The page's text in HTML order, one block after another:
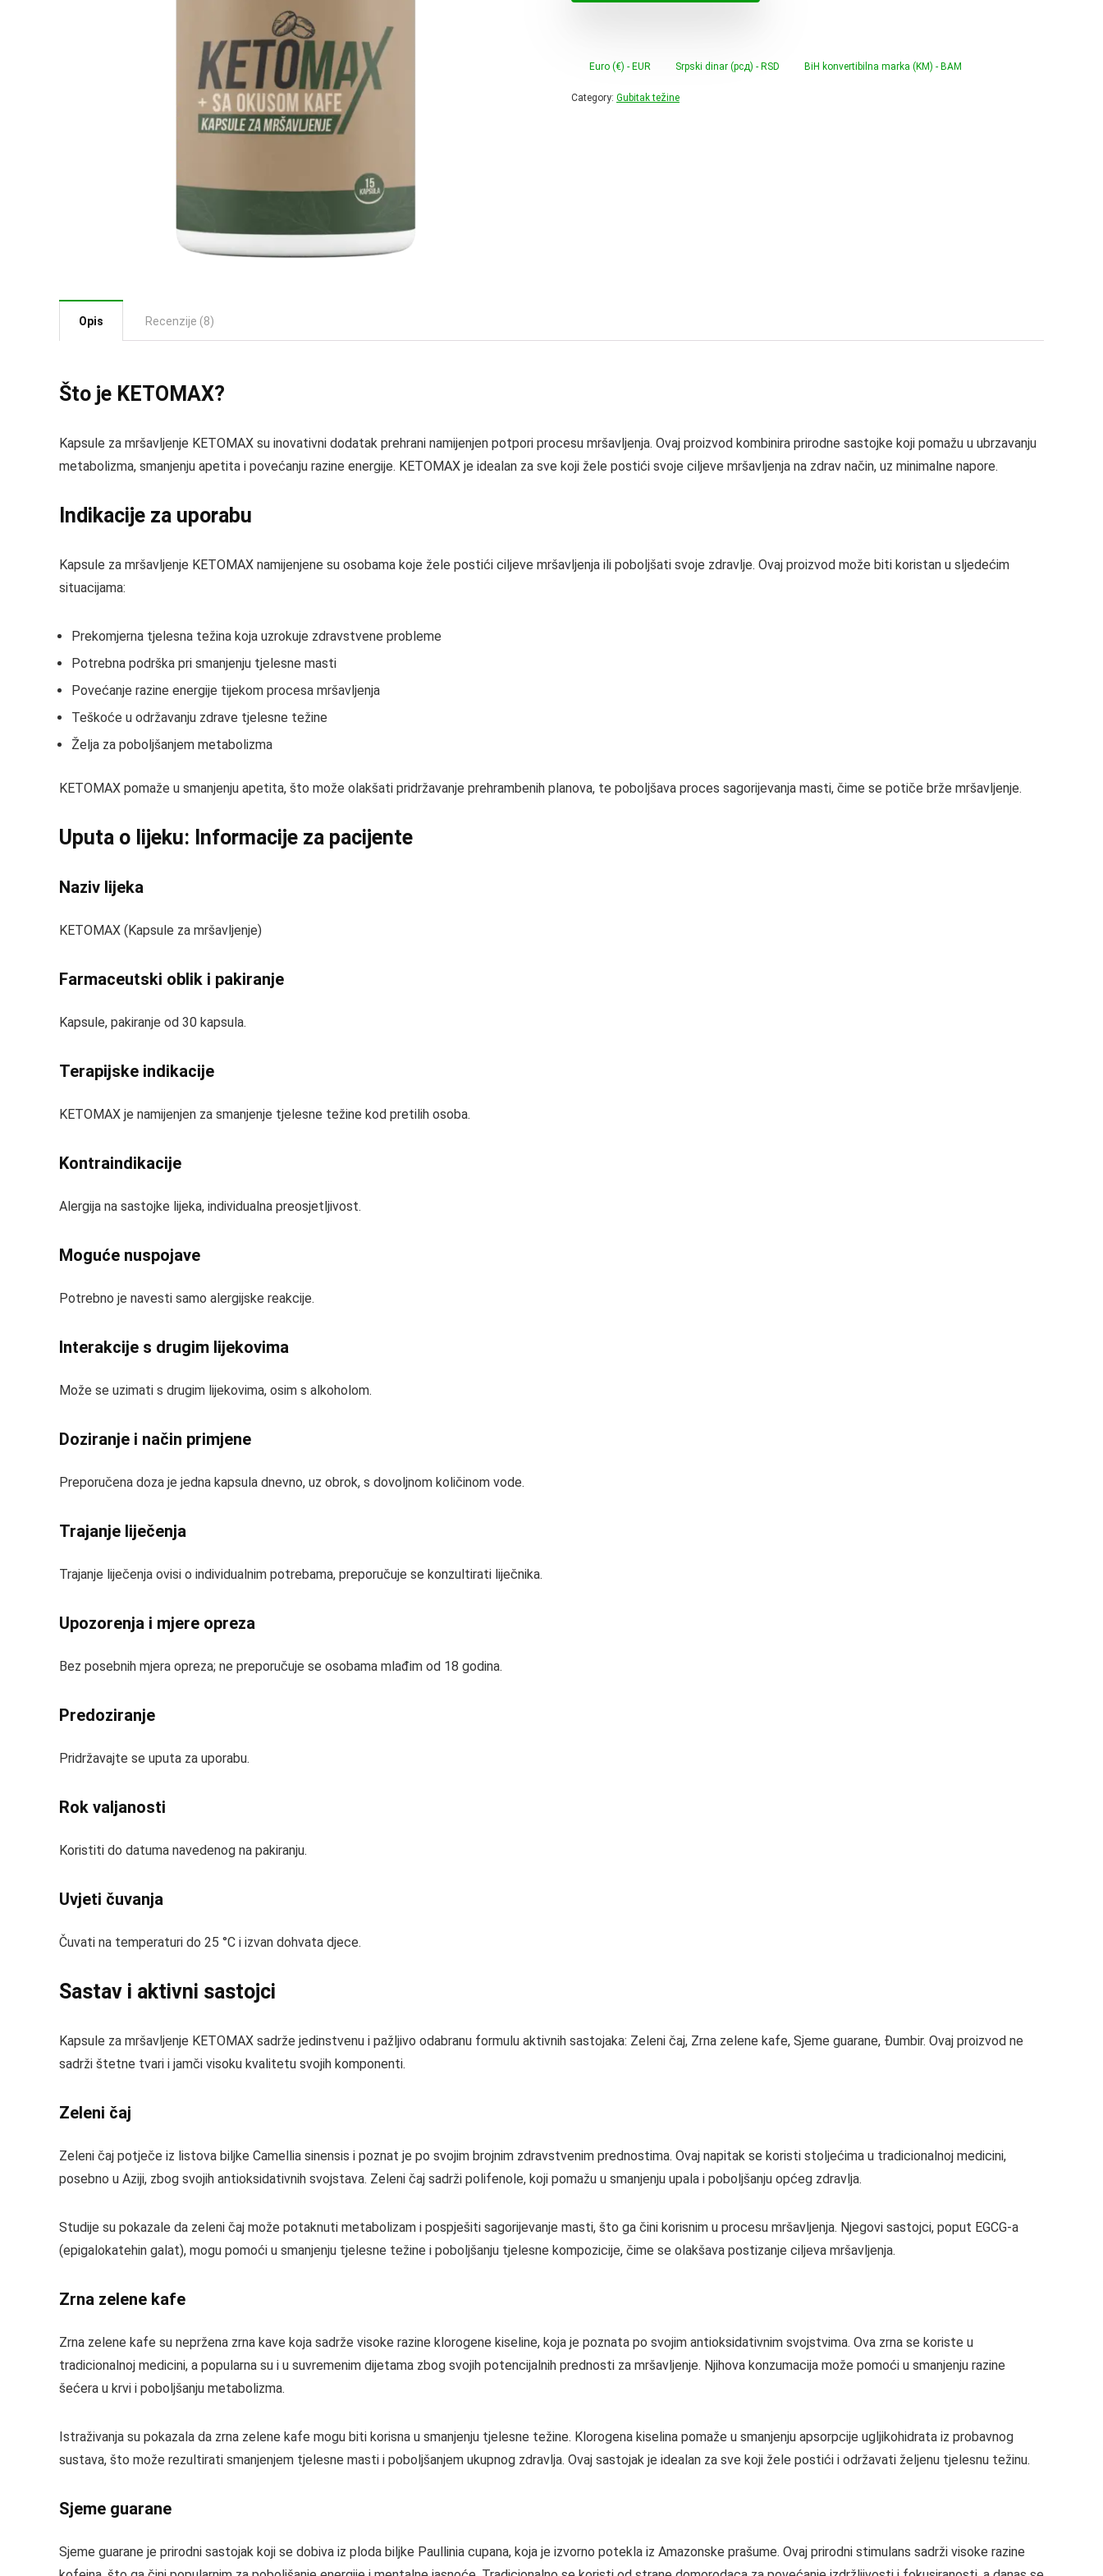
Euro (€) - EUR Srpski dinar (рсд) - RSD BiH konvertibilna marka (KM) - BAM
Category: Gubitak težine
Opis Recenzije (8)
Što je KETOMAX?
Kapsule za mršavljenje KETOMAX su inovativni dodatak prehrani namijenjen potpori procesu mršavljenja. Ovaj proizvod kombinira prirodne sastojke koji pomažu u ubrzavanju
metabolizma, smanjenju apetita i povećanju razine energije. KETOMAX je idealan za sve koji žele postići svoje ciljeve mršavljenja na zdrav način, uz minimalne napore.
Indikacije za uporabu
Kapsule za mršavljenje KETOMAX namijenjene su osobama koje žele postići ciljeve mršavljenja ili poboljšati svoje zdravlje. Ovaj proizvod može biti koristan u sljedećim
situacijama:
Prekomjerna tjelesna težina koja uzrokuje zdravstvene probleme
Potrebna podrška pri smanjenju tjelesne masti
Povećanje razine energije tijekom procesa mršavljenja
Teškoće u održavanju zdrave tjelesne težine
Želja za poboljšanjem metabolizma
KETOMAX pomaže u smanjenju apetita, što može olakšati pridržavanje prehrambenih planova, te poboljšava proces sagorijevanja masti, čime se potiče brže mršavljenje.
Uputa o lijeku: Informacije za pacijente
Naziv lijeka
KETOMAX (Kapsule za mršavljenje)
Farmaceutski oblik i pakiranje
Kapsule, pakiranje od 30 kapsula.
Terapijske indikacije
KETOMAX je namijenjen za smanjenje tjelesne težine kod pretilih osoba.
Kontraindikacije
Alergija na sastojke lijeka, individualna preosjetljivost.
Moguće nuspojave
Potrebno je navesti samo alergijske reakcije.
Interakcije s drugim lijekovima
Može se uzimati s drugim lijekovima, osim s alkoholom.
Doziranje i način primjene
Preporučena doza je jedna kapsula dnevno, uz obrok, s dovoljnom količinom vode.
Trajanje liječenja
Trajanje liječenja ovisi o individualnim potrebama, preporučuje se konzultirati liječnika.
Upozorenja i mjere opreza
Bez posebnih mjera opreza; ne preporučuje se osobama mlađim od 18 godina.
Predoziranje
Pridržavajte se uputa za uporabu.
Rok valjanosti
Koristiti do datuma navedenog na pakiranju.
Uvjeti čuvanja
Čuvati na temperaturi do 25 °C i izvan dohvata djece.
Sastav i aktivni sastojci
Kapsule za mršavljenje KETOMAX sadrže jedinstvenu i pažljivo odabranu formulu aktivnih sastojaka: Zeleni čaj, Zrna zelene kafe, Sjeme guarane, Đumbir. Ovaj proizvod ne
sadrži štetne tvari i jamči visoku kvalitetu svojih komponenti.
Zeleni čaj
Zeleni čaj potječe iz listova biljke Camellia sinensis i poznat je po svojim brojnim zdravstvenim prednostima. Ovaj napitak se koristi stoljećima u tradicionalnoj medicini,
posebno u Aziji, zbog svojih antioksidativnih svojstava. Zeleni čaj sadrži polifenole, koji pomažu u smanjenju upala i poboljšanju općeg zdravlja.
Studije su pokazale da zeleni čaj može potaknuti metabolizam i pospješiti sagorijevanje masti, što ga čini korisnim u procesu mršavljenja. Njegovi sastojci, poput EGCG-a
(epigalokatehin galat), mogu pomoći u smanjenju tjelesne težine i poboljšanju tjelesne kompozicije, čime se olakšava postizanje ciljeva mršavljenja.
Zrna zelene kafe
Zrna zelene kafe su nepržena zrna kave koja sadrže visoke razine klorogene kiseline, koja je poznata po svojim antioksidativnim svojstvima. Ova zrna se koriste u
tradicionalnoj medicini, a popularna su i u suvremenim dijetama zbog svojih potencijalnih prednosti za mršavljenje. Njihova konzumacija može pomoći u smanjenju razine
šećera u krvi i poboljšanju metabolizma.
Istraživanja su pokazala da zrna zelene kafe mogu biti korisna u smanjenju tjelesne težine. Klorogena kiselina pomaže u smanjenju apsorpcije ugljikohidrata iz probavnog
sustava, što može rezultirati smanjenjem tjelesne masti i poboljšanjem ukupnog zdravlja. Ovaj sastojak je idealan za sve koji žele postići i održavati željenu tjelesnu težinu.
Sjeme guarane
Sjeme guarane je prirodni sastojak koji se dobiva iz ploda biljke Paullinia cupana, koja je izvorno potekla iz Amazonske prašume. Ovaj prirodni stimulans sadrži visoke razine